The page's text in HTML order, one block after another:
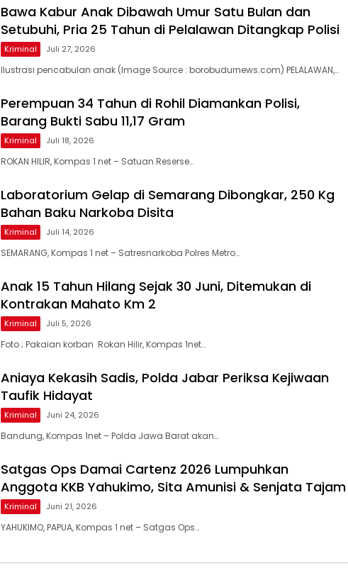
Bawa Kabur Anak Dibawah Umur Satu Bulan dan
Setubuhi, Pria 25 Tahun di Pelalawan Ditangkap Polisi
Kriminal Juli 27, 2026
Ilustrasi pencabulan anak (Image Source : borobudurnews.com) PELALAWAN,…
Perempuan 34 Tahun di Rohil Diamankan Polisi,
Barang Bukti Sabu 11,17 Gram
Kriminal Juli 18, 2026
ROKAN HILIR, Kompas 1 net – Satuan Reserse…
Laboratorium Gelap di Semarang Dibongkar, 250 Kg
Bahan Baku Narkoba Disita
Kriminal Juli 14, 2026
SEMARANG, Kompas 1 net – Satresnarkoba Polres Metro…
Anak 15 Tahun Hilang Sejak 30 Juni, Ditemukan di
Kontrakan Mahato Km 2
Kriminal Juli 5, 2026
Foto ; Pakaian korban Rokan Hilir, Kompas 1net…
Aniaya Kekasih Sadis, Polda Jabar Periksa Kejiwaan
Taufik Hidayat
Kriminal Juni 24, 2026
Bandung, Kompas 1net – Polda Jawa Barat akan…
Satgas Ops Damai Cartenz 2026 Lumpuhkan
Anggota KKB Yahukimo, Sita Amunisi & Senjata Tajam
Kriminal Juni 21, 2026
YAHUKIMO, PAPUA, Kompas 1 net – Satgas Ops…